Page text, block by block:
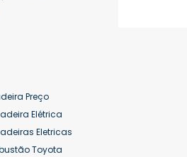
25 ton
Preço
Elétrica
Eletricas
Toyota